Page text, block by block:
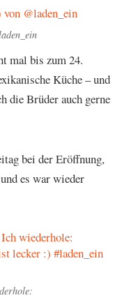
mal bis zum 24.
Küche – und
die Brüder auch gerne
bei der Eröffnung,
es war wieder